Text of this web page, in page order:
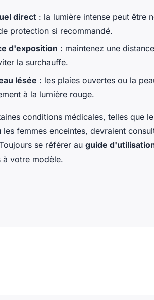
direct : la lumière intense peut être
protection si recommandé.
d'exposition : maintenez une
la surchauffe.
lésée : les plaies ouvertes ou la
à la lumière rouge.
conditions médicales, telles que
les femmes enceintes, devraient
se référer au guide
à votre modèle.